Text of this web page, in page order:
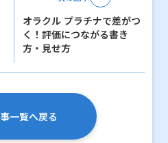
a
オラクル プラチナで差がつ
く！評価につながる書き
方・見せ方
一覧へ戻る